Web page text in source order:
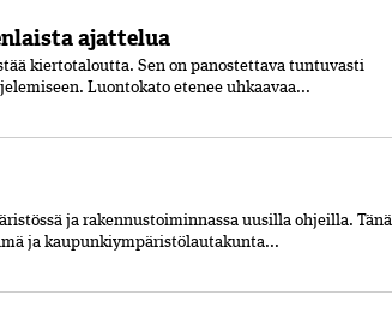
ajattelua
kiertotaloutta. Sen on panostettava tuntuvasti
Luontokato etenee uhkaavaa...
ja rakennustoiminnassa uusilla ohjeilla. Tänä
ja kaupunkiympäristölautakunta...